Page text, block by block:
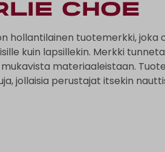
Choe
hollantilainen tuotemerkki,
kuin lapsillekin. Merkki
materiaaleistaan.
jollaisia perustajat itsekin